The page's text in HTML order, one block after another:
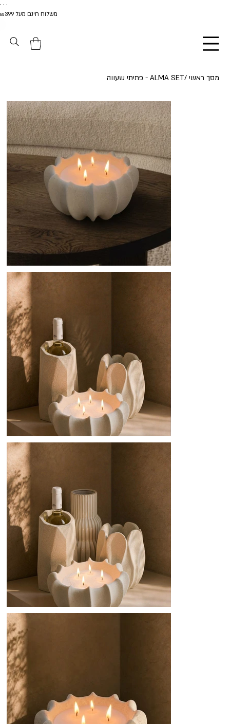
מסך ראשי /ALMA SET - פתיתי שעווה